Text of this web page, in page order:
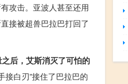
攻击。亚波人甚至还用
接被超兽巴拉巴打回了
后，艾斯消灭了可怕的
接白刃”接住了巴拉巴的